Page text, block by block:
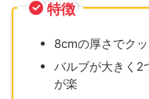
特徴
8cmの厚さでク
バルブが大きく2
が楽